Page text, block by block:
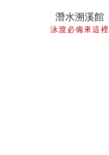
潛水溯溪館
泳渡必備來這裡